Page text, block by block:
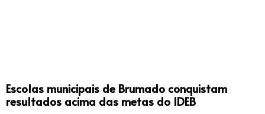
Escolas municipais de Brumado conquistam
resultados acima das metas do IDEB